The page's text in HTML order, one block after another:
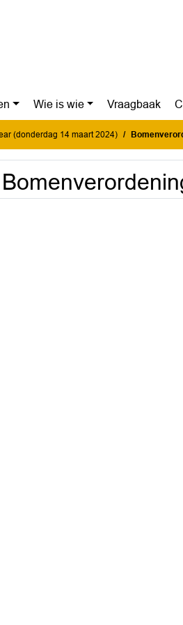
Wie is wie Vraagbaak
(donderdag 14 maart 2024)